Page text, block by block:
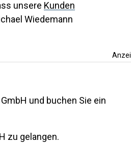
unsere Kunden
Wiedemann
und buchen Sie ein
zu gelangen.